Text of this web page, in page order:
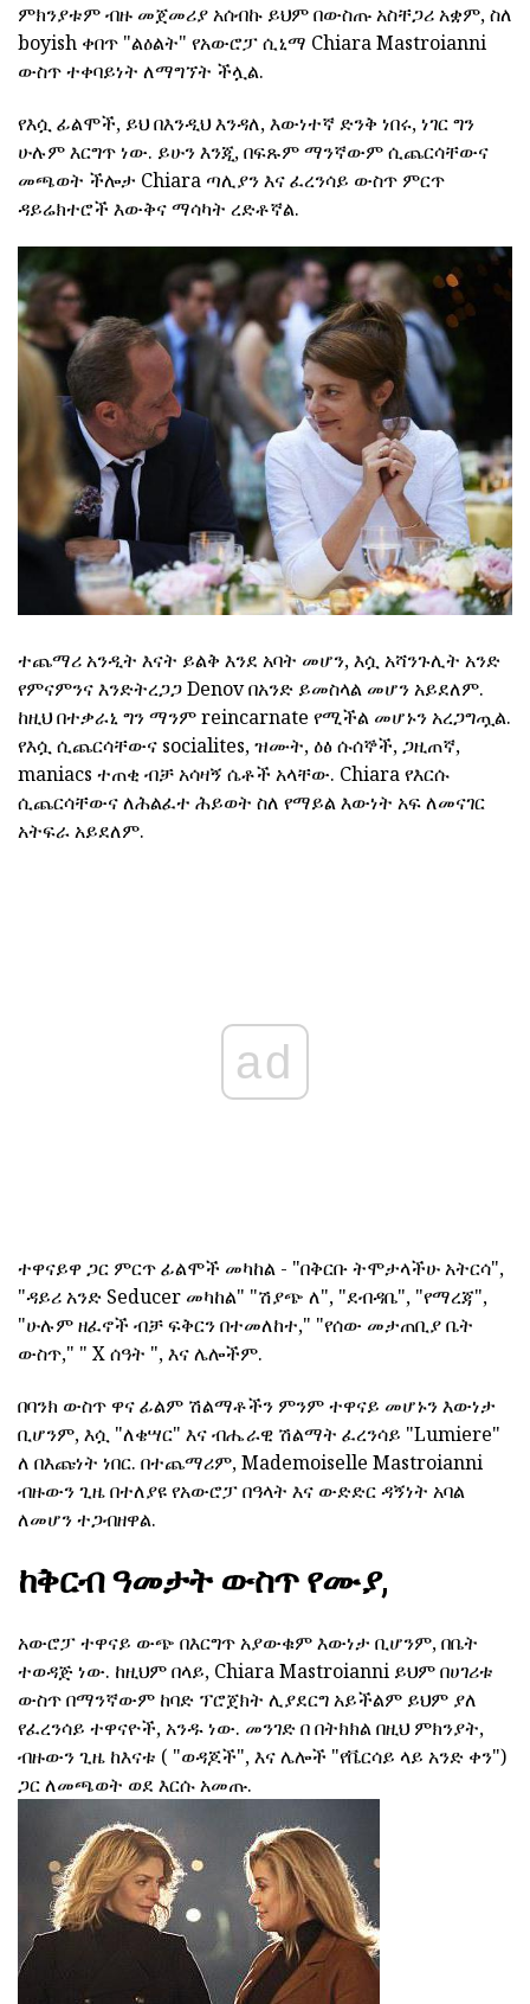
ምክንያቱም ብዙ መጀመሪያ አሰብኩ ይህም በውስጡ አስቸጋሪ አቋም, ስለ
boyish ቀበጥ "ልዕልት" የአውሮፓ ሲኒማ Chiara Mastroianni
ውስጥ ተቀባይነት ለማግኘት ችሏል.
የእሷ ፊልሞች, ይህ በእንዲህ እንዳለ, እውነተኛ ድንቅ ነበሩ, ነገር ግን
ሁሉም እርግጥ ነው. ይሁን እንጂ, በፍጹም ማንኛውም ሲጨርሳቸውና
መጫወት ችሎታ Chiara ጣሊያን እና ፈረንሳይ ውስጥ ምርጥ
ዳይሬክተሮች እውቅና ማሳካት ረድቶኛል.
ተጨማሪ አንዲት እናት ይልቅ እንደ አባት መሆን, እሷ አሻንጉሊት አንድ
የምናምንና እንድትረጋጋ Denov በአንድ ይመስላል መሆን አይደለም.
ከዚህ በተቃራኒ ግን ማንም reincarnate የሚችል መሆኑን አረጋግጧል.
የእሷ ሲጨርሳቸውና socialites, ዝሙት, ዕፅ ሱሰኞች, ጋዚጠኛ,
maniacs ተጠቂ ብቻ አሳዛኝ ሴቶች አላቸው. Chiara የእርሱ
ሲጨርሳቸውና ለሕልፈተ ሕይወት ስለ የማይል እውነት አፍ ለመናገር
አትፍራ አይደለም.
ad
ተዋናይዋ ጋር ምርጥ ፊልሞች መካከል - "በቅርቡ ትሞታላችሁ አትርሳ",
"ዳይሪ አንድ Seducer መካከል" "ሽያጭ ለ", "ደብዳቤ", "የማረጃ",
"ሁሉም ዘፈኖች ብቻ ፍቅርን በተመለከተ," "የሰው መታጠቢያ ቤት
ውስጥ," " X ሰዓት ", እና ሌሎችም.
በባንክ ውስጥ ዋና ፊልም ሽልማቶችን ምንም ተዋናይ መሆኑን እውነታ
ቢሆንም, እሷ "ለቄሣር" እና ብሔራዊ ሽልማት ፈረንሳይ "Lumiere"
ለ በእጩነት ነበር. በተጨማሪም, Mademoiselle Mastroianni
ብዙውን ጊዜ በተለያዩ የአውሮፓ በዓላት እና ውድድር ዳኝነት አባል
ለመሆን ተጋብዘዋል.
ከቅርብ ዓመታት ውስጥ የሙያ,
አውሮፓ ተዋናይ ውጭ በእርግጥ አያውቁም እውነታ ቢሆንም, በቤት
ተወዳጅ ነው. ከዚህም በላይ, Chiara Mastroianni ይህም በሀገሪቱ
ውስጥ በማንኛውም ከባድ ፕሮጀክት ሊያደርግ አይችልም ይህም ያለ
የፈረንሳይ ተዋናዮች, አንዱ ነው. መንገድ በ በትክክል በዚህ ምክንያት,
ብዙውን ጊዜ ከእናቱ ( "ወዳጆች", እና ሌሎች "የቬርሳይ ላይ አንድ ቀን")
ጋር ለመጫወት ወደ እርሱ አመጡ.